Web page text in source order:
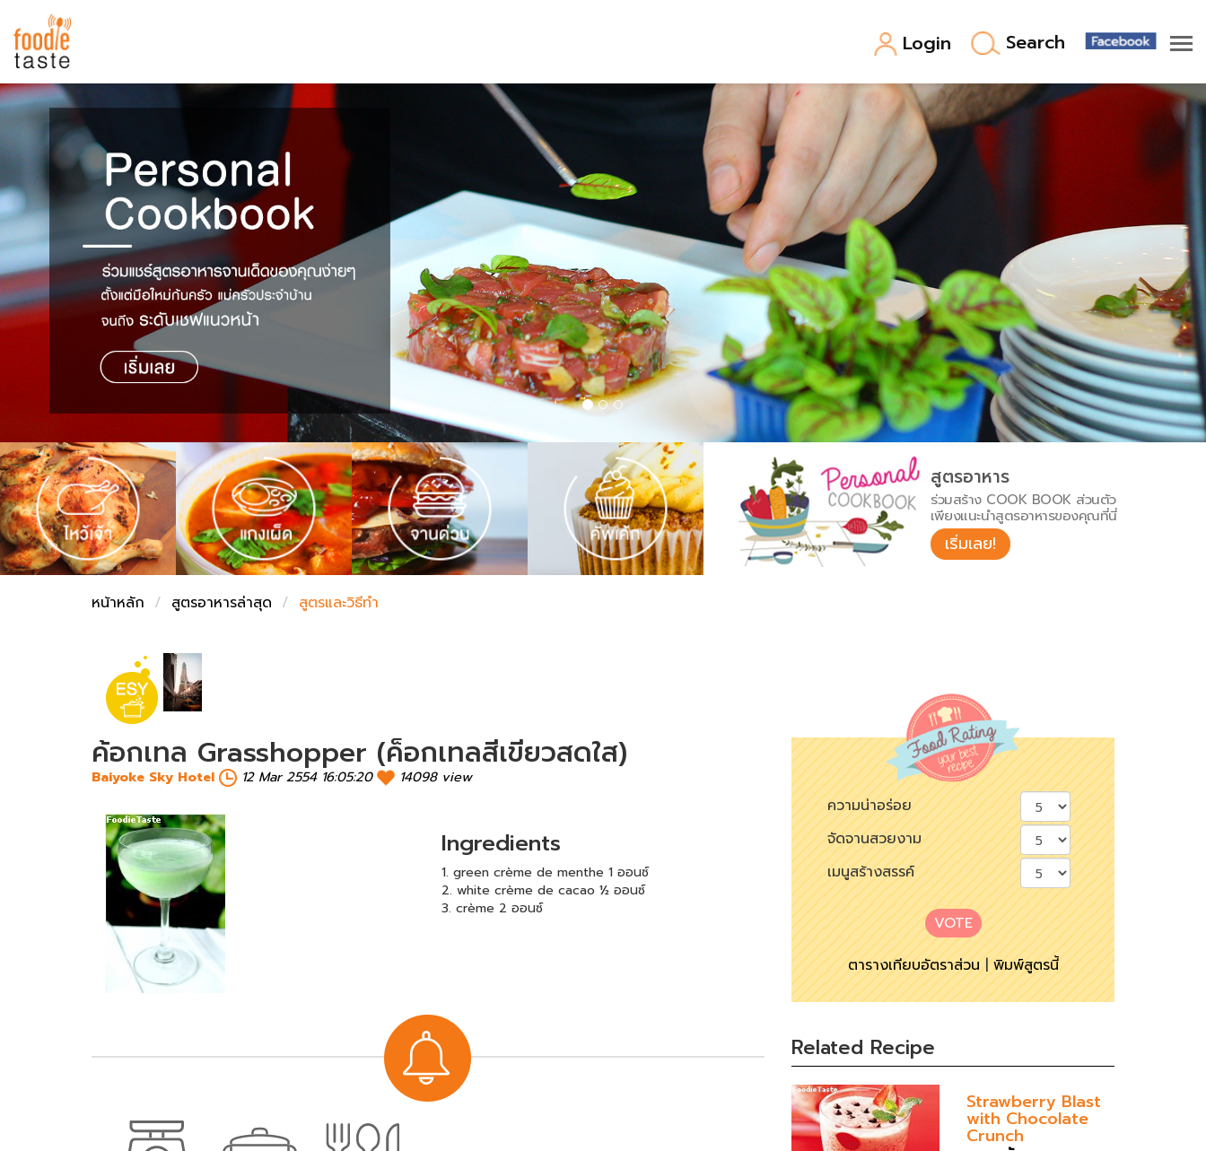
Login Search
สูตรอาหาร
สูตรอาหารล่าสุด
Top Foodie
พาไปชิม
สารพันก้นครัว
เคล็ดลับน่ารู้
เปรียบเทียบหน่วยการตวง
เปรียบเทียบอุณหภูมิ
เปรียบเทียบน้ำหนักวัตถุดิบ
ชั่งตวงเนย
FoodPedia
สร้าง Cookbook
สูตรอาหาร
ร่วมสร้าง COOK BOOK ส่วนตัว
เพียงแนะนำสูตรอาหารของคุณที่นี่
เริ่มเลย!
หน้าหลัก สูตรอาหารล่าสุด สูตรและวิธีทำ
ค้อกเทล Grasshopper (ค็อกเทลสีเขียวสดใส)
Baiyoke Sky Hotel 12 Mar 2554 16:05:20 14098 view
Ingredients
1. green crème de menthe 1 ออนซ์
2. white crème de cacao ½ ออนซ์
3. crème 2 ออนซ์
ความน่าอร่อย
จัดจานสวยงาม
เมนูสร้างสรรค์
VOTE
ตารางเทียบอัตราส่วน|พิมพ์สูตรนี้
Related Recipe
Strawberry Blast
with Chocolate
Crunch